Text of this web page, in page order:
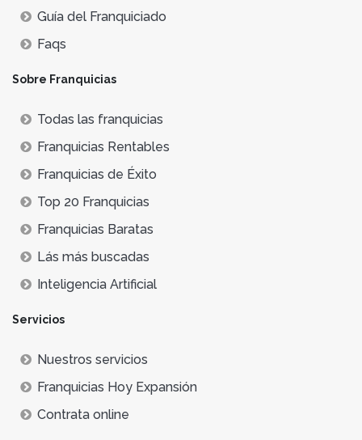
Guía del Franquiciado
Faqs
Sobre Franquicias
Todas las franquicias
Franquicias Rentables
Franquicias de Éxito
Top 20 Franquicias
Franquicias Baratas
Lás más buscadas
Inteligencia Artificial
Servicios
Nuestros servicios
Franquicias Hoy Expansión
Contrata online